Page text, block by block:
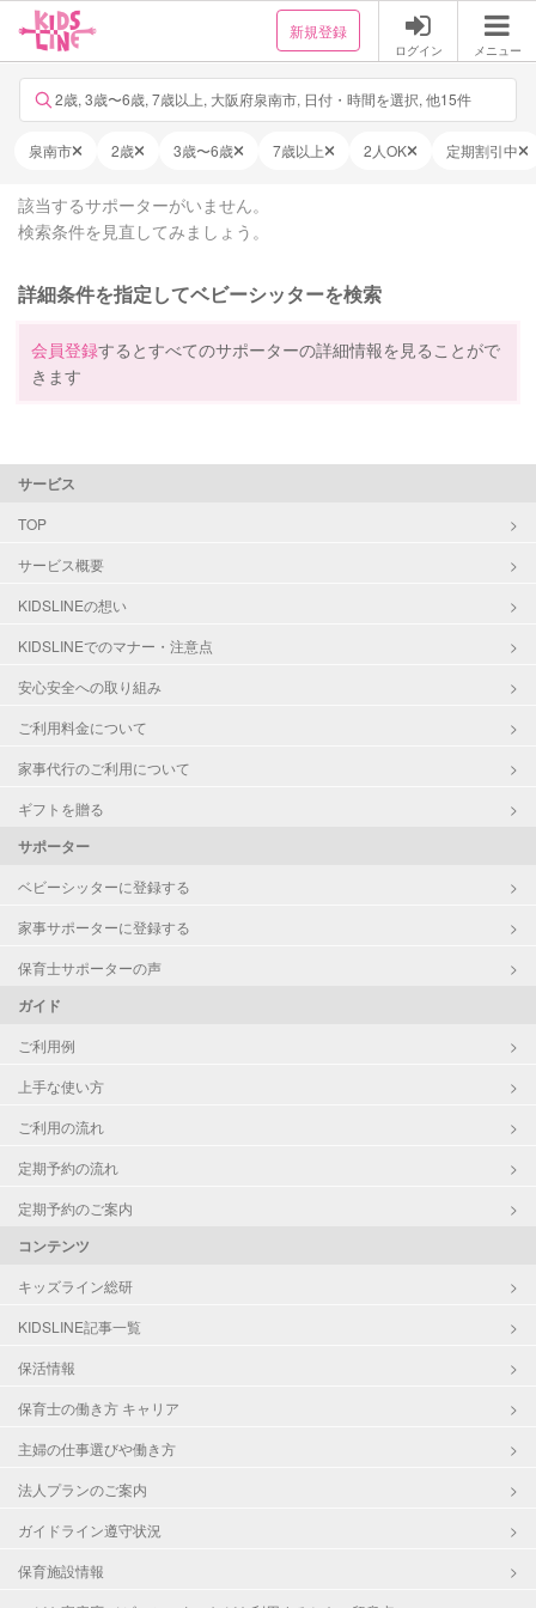
新規登録
ログイン メニュー
2歳, 3歳〜6歳, 7歳以上, 大阪府泉南市, 日付・時間を選択, 他15件
泉南市 2歳 3歳〜6歳 7歳以上 2人OK 定期割引中
該当するサポーターがいません。
検索条件を見直してみましょう。
詳細条件を指定してベビーシッターを検索
会員登録するとすべてのサポーターの詳細情報を見ることがで
きます
サービス
TOP
サービス概要
KIDSLINEの想い
KIDSLINEでのマナー・注意点
安心安全への取り組み
ご利用料金について
家事代行のご利用について
ギフトを贈る
サポーター
ベビーシッターに登録する
家事サポーターに登録する
保育士サポーターの声
ガイド
ご利用例
上手な使い方
ご利用の流れ
定期予約の流れ
定期予約のご案内
コンテンツ
キッズライン総研
KIDSLINE記事一覧
保活情報
保育士の働き方 キャリア
主婦の仕事選びや働き方
法人プランのご案内
ガイドライン遵守状況
保育施設情報